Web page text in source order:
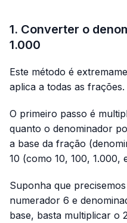
1. Converter o
1.000
Este método é
aplica a todas as frações.
O primeiro passo é
quanto o denominador
a base da fração
10 (como 10, 100, 1.000,
Suponha que
numerador 6 e
base, basta multiplicar o